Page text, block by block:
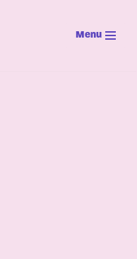
Menu